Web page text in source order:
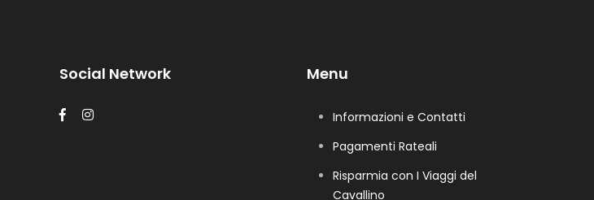
Social Network Menu
Informazioni e Contatti
Pagamenti Rateali
Risparmia con I Viaggi del
Cavallino